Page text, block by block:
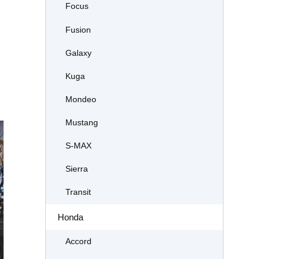
Focus
Fusion
Galaxy
Kuga
Mondeo
Mustang
S-MAX
Sierra
Transit
Honda
Accord